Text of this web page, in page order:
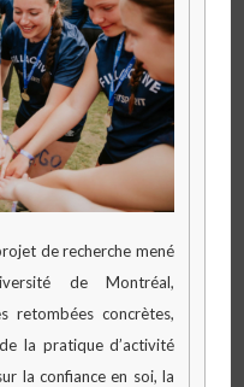
de recherche mené
de Montréal,
retombées concrètes,
la pratique d’activité
la confiance en soi, la